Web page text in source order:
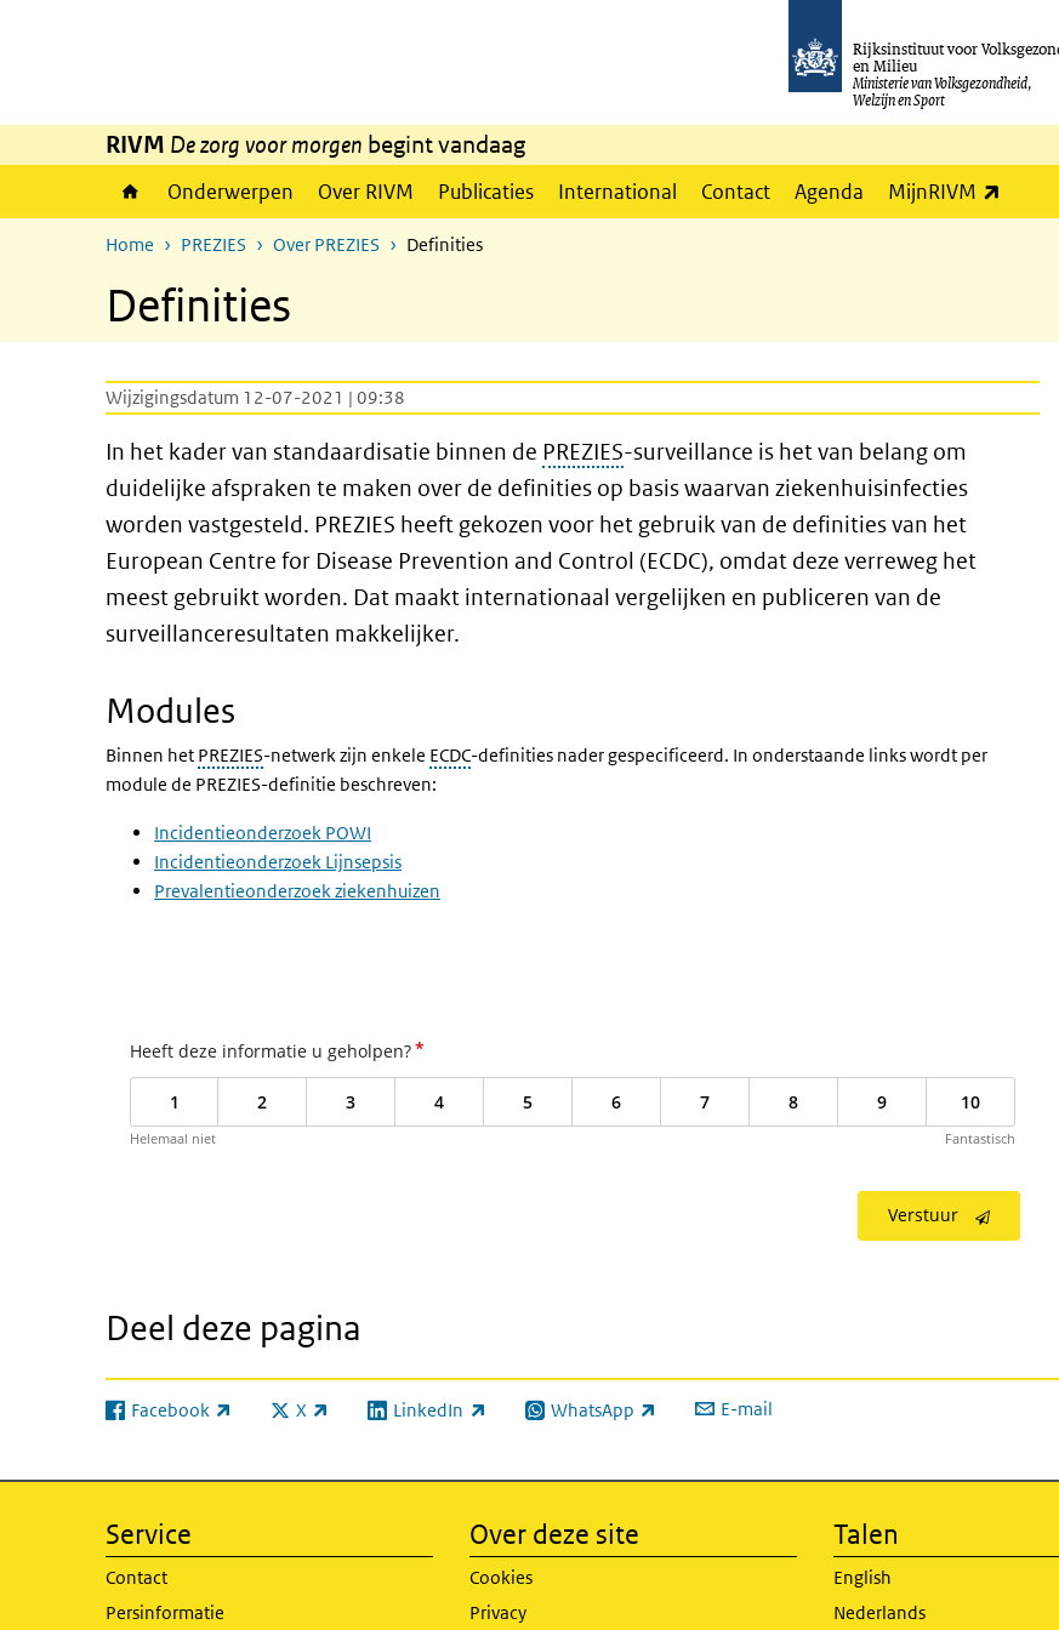
Rijksinstituut voor
en Milieu
Ministerie van Volksgezondheid,
Welzijn en Sport
RIVM De zorg voor morgen begint vandaag
Onderwerpen Over RIVM Publicaties International Contact Agenda MijnRIVM
Home PREZIES Over PREZIES Definities
Definities
Wijzigingsdatum 12-07-2021 | 09:38
In het kader van standaardisatie binnen de PREZIES-surveillance is het van belang om
duidelijke afspraken te maken over de definities op basis waarvan ziekenhuisinfecties
worden vastgesteld. PREZIES heeft gekozen voor het gebruik van de definities van het
European Centre for Disease Prevention and Control (ECDC), omdat deze verreweg het
meest gebruikt worden. Dat maakt internationaal vergelijken en publiceren van de
surveillanceresultaten makkelijker.
Modules
Binnen het PREZIES-netwerk zijn enkele ECDC-definities nader gespecificeerd. In onderstaande links wordt per
module de PREZIES-definitie beschreven:
Incidentieonderzoek POWI
Incidentieonderzoek Lijnsepsis
Prevalentieonderzoek ziekenhuizen
Heeft deze informatie u geholpen?*
1 2 3 4 5 6 7 8 9 10
Helemaal niet Fantastisch
Verstuur
Deel deze pagina
Facebook
(externe link) X
(externe link) LinkedIn
(externe link) WhatsApp
(externe link) E-mail
Service
Contact
Persinformatie
Over deze site
Cookies
Privacy
Talen
English
Nederlands